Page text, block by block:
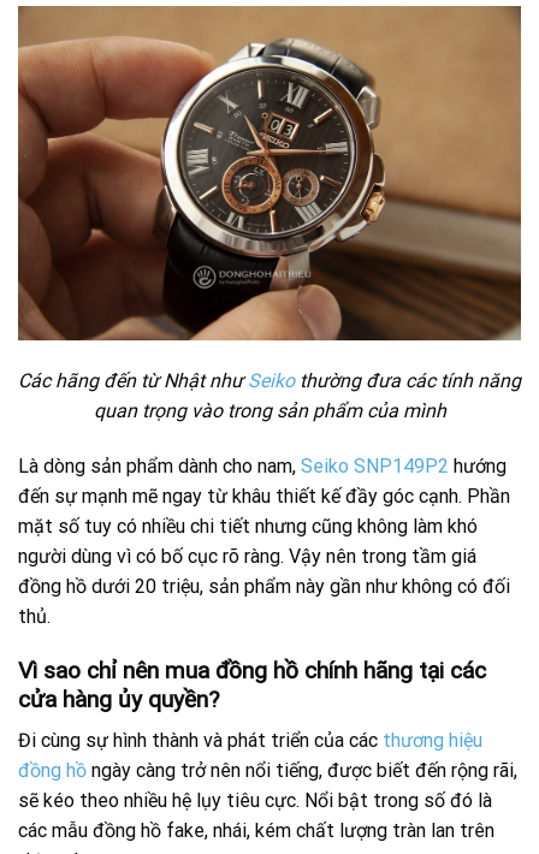
Các hãng đến từ Nhật nhưSeikothường đưa các tính năng
quan trọng vào trong sản phẩm của mình
Là dòng sản phẩm dành cho nam, Seiko SNP149P2 hướng
đến sự mạnh mẽ ngay từ khâu thiết kế đầy góc cạnh. Phần
mặt số tuy có nhiều chi tiết nhưng cũng không làm khó
người dùng vì có bố cục rõ ràng. Vậy nên trong tầm giá
đồng hồ dưới 20 triệu, sản phẩm này gần như không có đối
thủ.
Vì sao chỉ nên mua đồng hồ chính hãng tại các
cửa hàng ủy quyền?
Đi cùng sự hình thành và phát triển của các thương hiệu
đồng hồ ngày càng trở nên nổi tiếng, được biết đến rộng rãi,
sẽ kéo theo nhiều hệ lụy tiêu cực. Nổi bật trong số đó là
các mẫu đồng hồ fake, nhái, kém chất lượng tràn lan trên